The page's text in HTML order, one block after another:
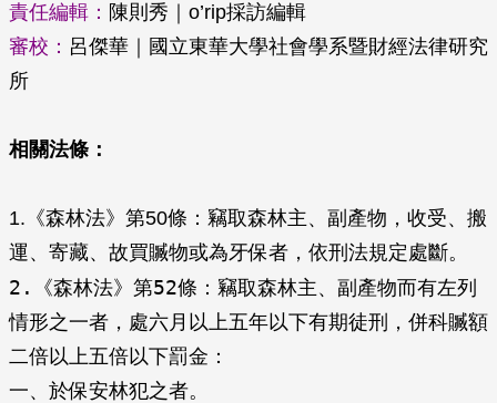
責任編輯： 陳則秀｜o’rip採訪編輯
審校： 呂傑華｜國立東華大學社會學系暨財經法律研究
所
相關法條：
1.《森林法》第50條：竊取森林主、副產物，收受、搬
運、寄藏、故買贓物或為牙保者，依刑法規定處斷。
2.《森林法》第52條：竊取森林主、副產物而有左列
情形之一者，處六月以上五年以下有期徒刑，併科贓額
二倍以上五倍以下罰金：
一、於保安林犯之者。